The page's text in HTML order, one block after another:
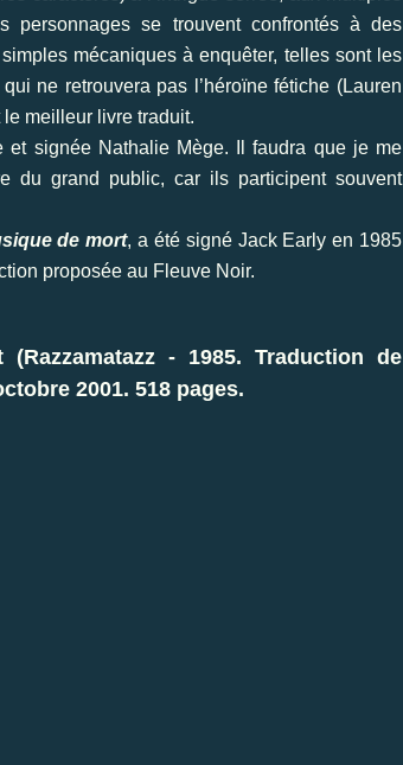
personnages se trouvent confrontés à des
mécaniques à enquêter, telles sont les
ne retrouvera pas l’héroïne fétiche (Lauren
le meilleur livre traduit.
signée Nathalie Mège. Il faudra que je me
du grand public, car ils participent souvent
de mort, a été signé Jack Early en 1985
proposée au Fleuve Noir.
- 1985. Traduction de
2001. 518 pages.